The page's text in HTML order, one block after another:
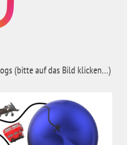
(bitte auf das Bild klicken…)